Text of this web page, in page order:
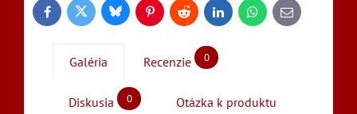
FacebookTwitter BlueskyPinterestReddit LinkedInWhatsApp
E-
mail
Galéria Recenzie 0
Diskusia 0 Otázka k produktu